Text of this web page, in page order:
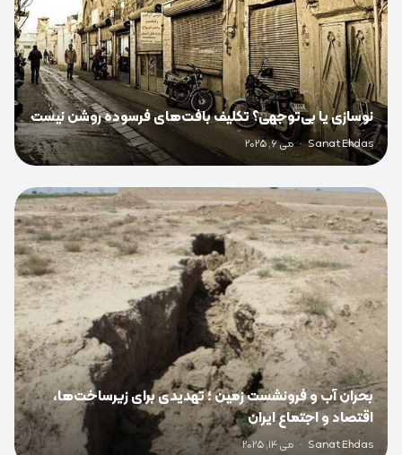
نوسازی یا بی‌توجهی؟ تکلیف بافت‌های فرسوده روشن نیست
Sanat Ehdas
· می 6, 2025
0
بحران آب و فرونشست زمین ؛ تهدیدی برای زیرساخت‌ها،
اقتصاد و اجتماع ایران
Sanat Ehdas
· می 14, 2025